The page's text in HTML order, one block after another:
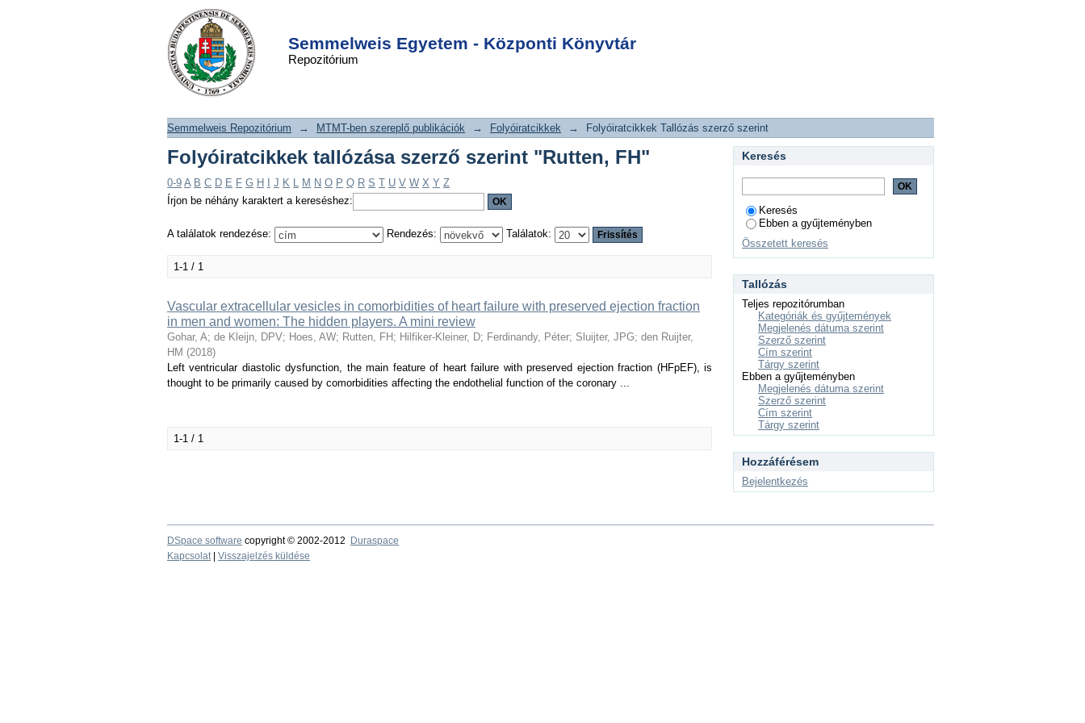
Semmelweis Egyetem - Központi Könyvtár
Repozitórium
Folyóiratcikkek tallózása szerző
szerint "Rutten, FH"
DSpace/Manakin Repository
Semmelweis Repozitórium → MTMT-ben szereplő publikációk → Folyóiratcikkek → Folyóiratcikkek Tallózás szerző szerint
Folyóiratcikkek tallózása szerző szerint "Rutten, FH"
0-9 A B C D E F G H J K L M N O P Q R S T U V W X Y Z
Írjon be néhány karaktert a kereséshez:
A találatok rendezése: Rendezés: Találatok:
1-1 / 1
Vascular extracellular vesicles in comorbidities of heart failure with preserved ejection fraction
in men and women: The hidden players. A mini review
Gohar, A; de Kleijn, DPV; Hoes, AW; Rutten, FH ; Hilfiker-Kleiner, D; Ferdinandy, Péter; Sluijter, JPG; den Ruijter,
HM (2018)
Left ventricular diastolic dysfunction, the main feature of heart failure with preserved ejection fraction (HFpEF), is
thought to be primarily caused by comorbidities affecting the endothelial function of the coronary ...
1-1 / 1
Keresés
Keresés
Ebben a gyűjteményben
Összetett keresés
Tallózás
Teljes repozitórumban
Kategóriák és gyűjtemények
Megjelenés dátuma szerint
Szerző szerint
Cím szerint
Tárgy szerint
Ebben a gyűjteményben
Megjelenés dátuma szerint
Szerző szerint
Cím szerint
Tárgy szerint
Hozzáférésem
Bejelentkezés
DSpace software copyright © 2002-2012
Duraspace
Kapcsolat| Visszajelzés küldése